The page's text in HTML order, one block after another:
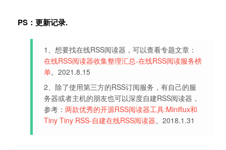
PS：更新记录.
1、想要找在线RSS阅读器，可以查看专题文章：
在线RSS阅读器收集整理汇总-在线RSS阅读服务榜
单。2021.8.15
2、除了使用第三方的RSS订阅服务，有自己的服
务器或者主机的朋友也可以深度自建RSS阅读器，
参考： 两款优秀的开源RSS阅读器工具:Miniflux和
Tiny Tiny RSS-自建在线RSS阅读器。2018.1.31